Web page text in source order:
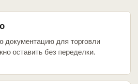
документацию для торговли
оставить без переделки.